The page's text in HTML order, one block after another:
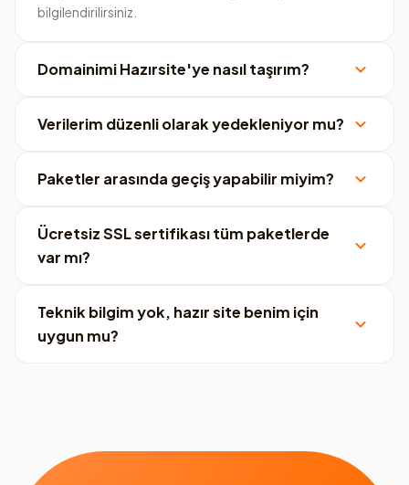
bilgilendirilirsiniz.
Domainimi Hazırsite'ye nasıl taşırım?
Verilerim düzenli olarak yedekleniyor mu?
Paketler arasında geçiş yapabilir miyim?
Ücretsiz SSL sertifikası tüm paketlerde
var mı?
Teknik bilgim yok, hazır site benim için
uygun mu?